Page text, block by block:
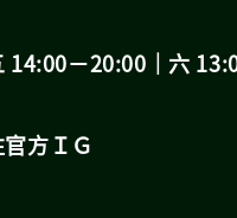
－20:00｜六
方ＩＧ